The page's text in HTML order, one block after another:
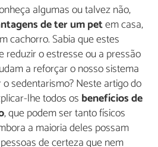
algumas ou talvez não,
de ter um petem casa,
cachorro. Sabia que estes
reduzir o estresse ou a pressão
a reforçar o nosso sistema
sedentarismo? Neste artigo do
lhe todos os benefícios de
, que podem ser tanto físicos
a maioria deles possam
de certeza que nem